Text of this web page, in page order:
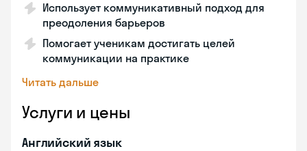
Использует коммуникативный подход для
преодоления барьеров
Помогает ученикам достигать целей
коммуникации на практике
Читать дальше
Услуги и цены
Английский язык